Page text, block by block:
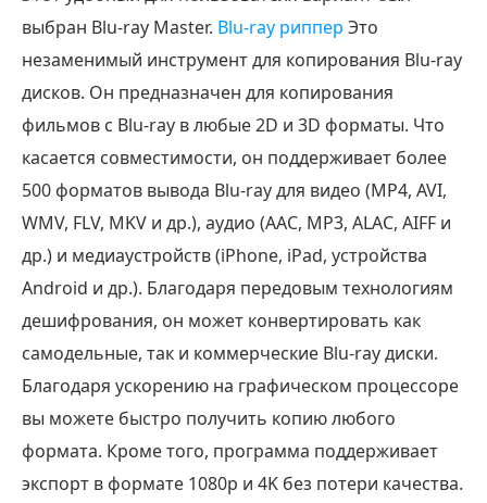
выбран Blu-ray Master. Blu-ray риппер Это
незаменимый инструмент для копирования Blu-ray
дисков. Он предназначен для копирования
фильмов с Blu-ray в любые 2D и 3D форматы. Что
касается совместимости, он поддерживает более
500 форматов вывода Blu-ray для видео (MP4, AVI,
WMV, FLV, MKV и др.), аудио (AAC, MP3, ALAC, AIFF и
др.) и медиаустройств (iPhone, iPad, устройства
Android и др.). Благодаря передовым технологиям
дешифрования, он может конвертировать как
самодельные, так и коммерческие Blu-ray диски.
Благодаря ускорению на графическом процессоре
вы можете быстро получить копию любого
формата. Кроме того, программа поддерживает
экспорт в формате 1080p и 4K без потери качества.